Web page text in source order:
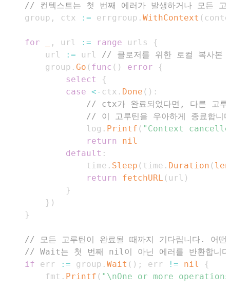
// 컨텍스트는 첫 번째 에러가 발생하거나 모든 고
	group
, ctx := errgroup . WithContext (
for , url := range urls
{
		url
:= url // 클로저를 위한 로컬 복사본
		group
. Go ( func ( ) error
{
select
{
case <- ctx . Done ( ) :
// ctx가 완료되었다면, 다른 고루
// 이 고루틴을 우아하게 종료합니
				log
. Printf ( "Context
return
nil
default :
				time
. Sleep ( time . Duration ( len
return
fetchURL ( url )
}
} )
}
// 모든 고루틴이 완료될 때까지 기다립니다. 어
// Wait는 첫 번째 nil이 아닌 에러를 반환합니
if err := group . Wait ( ) ; err != nil
{
		fmt
. Printf ( "\nOne or more